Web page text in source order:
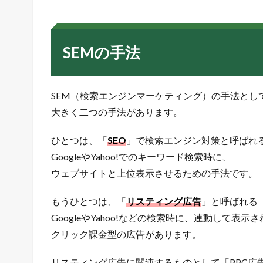
g
検
索
エ
ン
ン
・
ー
テ
ィ
グ
SEMの手法
SEM（検索エンジンマーケティング）の手法とし
大きく二つの手法があります。
ひとつは、「SEO 」で検索エンジン対策と呼ばれ
GoogleやYahoo!でのキーワード検索時に、
ウェブサイトと上位表示させるための手法です。
もうひとつは、「リスティング広告 」と呼ばれる
GoogleやYahoo!などの検索時に、連動して表示さ
クリック課金型の広告があります。